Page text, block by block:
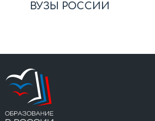
ВУЗЫ РОССИИ